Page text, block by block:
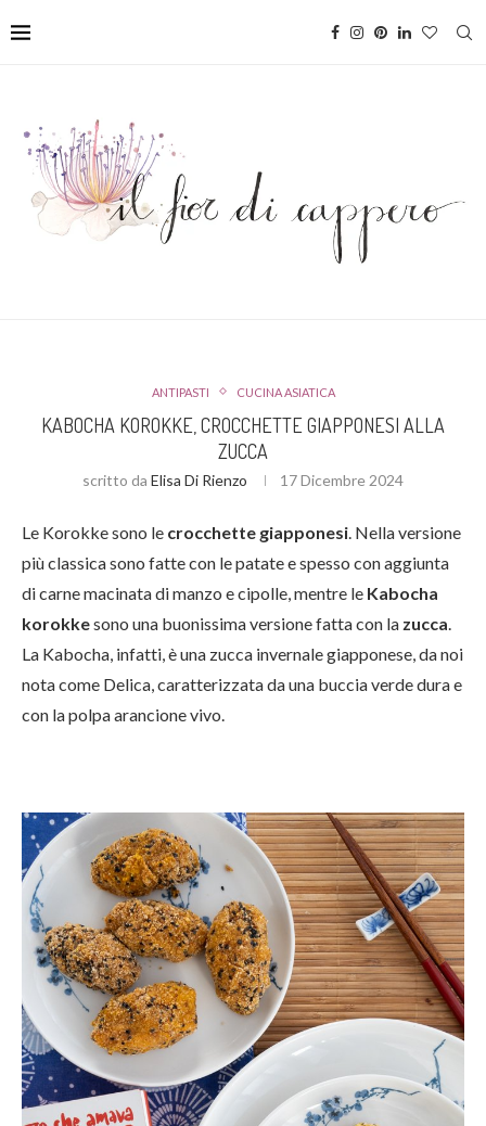
ANTIPASTI CUCINA ASIATICA
KABOCHA KOROKKE, CROCCHETTE GIAPPONESI ALLA
ZUCCA
scritto da Elisa Di Rienzo 17 Dicembre 2024
Le Korokke sono le crocchette giapponesi . Nella versione
più classica sono fatte con le patate e spesso con aggiunta
di carne macinata di manzo e cipolle, mentre le Kabocha
korokkesono una buonissima versione fatta con la zucca
La Kabocha, infatti, è una zucca invernale giapponese, da noi
nota come Delica, caratterizzata da una buccia verde dura e
con la polpa arancione vivo.